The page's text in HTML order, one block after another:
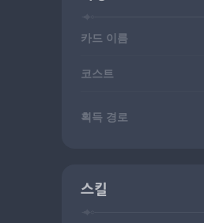
카드 이름
코스트
획득 경로
스킬